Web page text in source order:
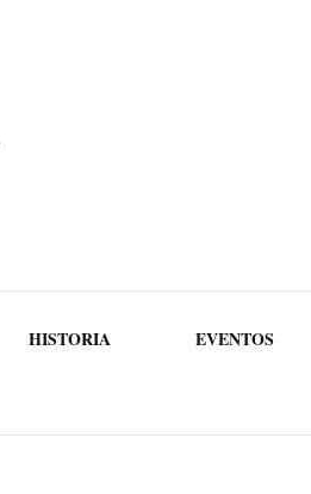
HISTORIA EVENTOS